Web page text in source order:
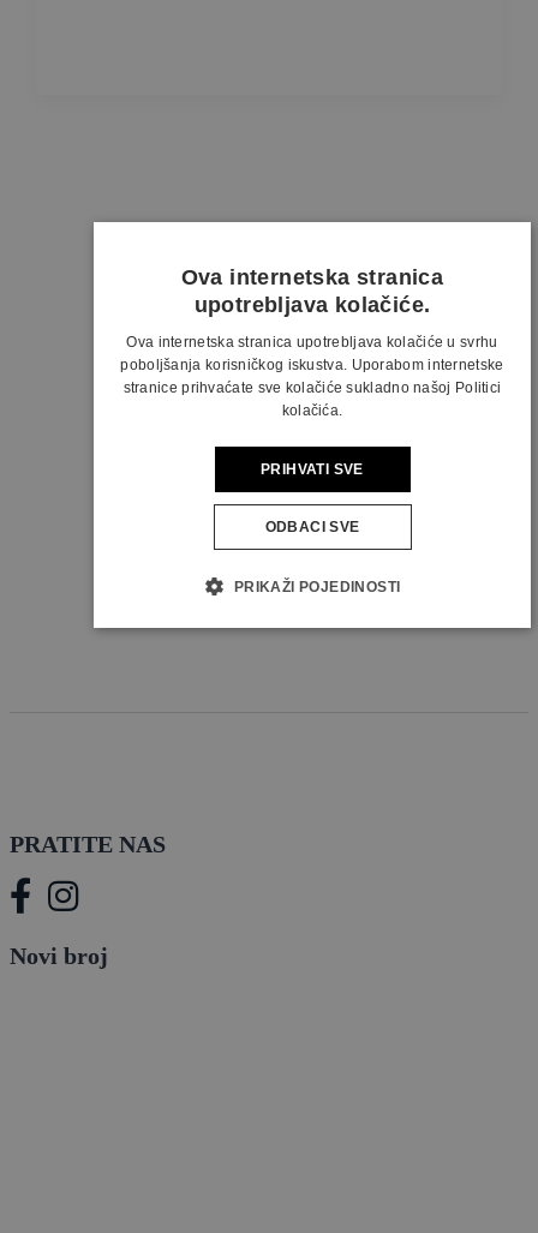
PRATITE NAS
Novi broj
Ova internetska stranica
upotrebljava kolačiće.
Ova internetska stranica upotrebljava kolačiće u svrhu
poboljšanja korisničkog iskustva. Uporabom internetske
stranice prihvaćate sve kolačiće sukladno našoj Politici
kolačića.
PRIHVATI SVE
ODBACI SVE
PRIKAŽI POJEDINOSTI